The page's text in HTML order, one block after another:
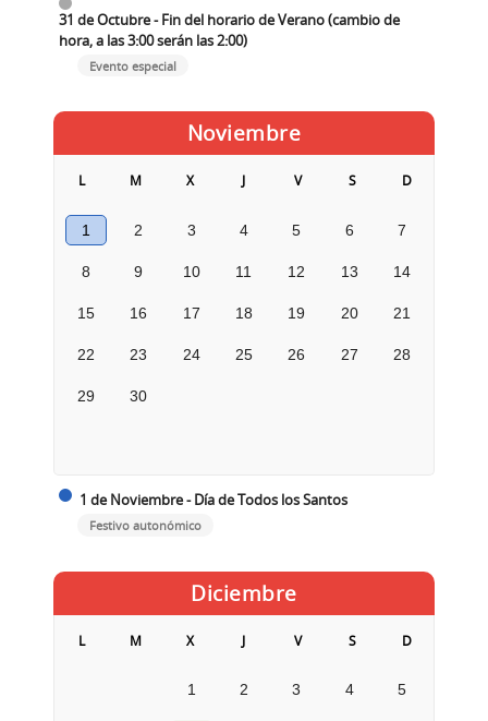
31 de Octubre - Fin del horario de Verano (cambio de
hora, a las 3:00 serán las 2:00)
Evento especial
Noviembre
L M X J V S D
1 2 3 4 5 6 7
8 9 10 11 12 13 14
15 16 17 18 19 20 21
22 23 24 25 26 27 28
29 30
1 de Noviembre - Día de Todos los Santos
Festivo autonómico
Diciembre
L M X J V S D
1 2 3 4 5